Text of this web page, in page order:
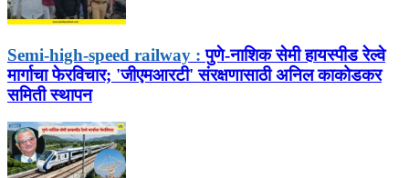
Semi-high-speed railway : पुणे-नाशिक सेमी हायस्पीड रेल्वे
मार्गाचा फेरविचार; 'जीएमआरटी' संरक्षणासाठी अनिल काकोडकर
समिती स्थापन